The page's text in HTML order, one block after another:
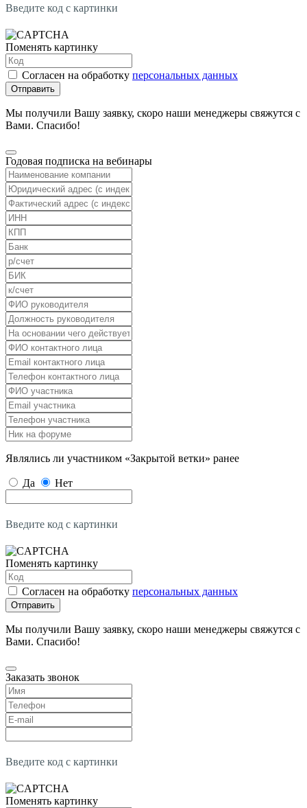
Введите код с картинки
Поменять картинку
Согласен на обработку персональных данных
Отправить
Мы получили Вашу заявку, скоро наши менеджеры свяжутся с
Вами. Спасибо!
Годовая подписка на вебинары
Являлись ли участником «Закрытой ветки» ранее
Да Нет
Введите код с картинки
Поменять картинку
Согласен на обработку персональных данных
Отправить
Мы получили Вашу заявку, скоро наши менеджеры свяжутся с
Вами. Спасибо!
Заказать звонок
Введите код с картинки
Поменять картинку